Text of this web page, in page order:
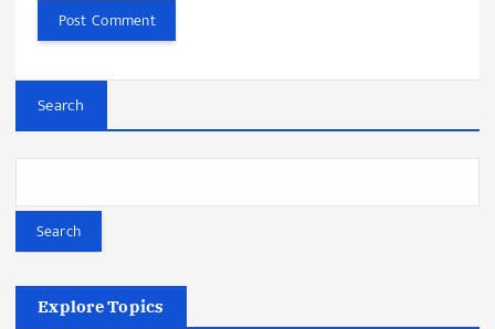
Search
Search
Explore Topics